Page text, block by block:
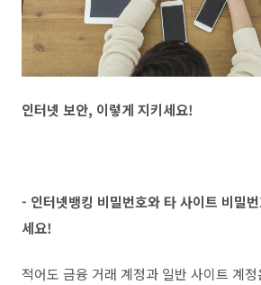
인터넷 보안, 이렇게 지키세요!
- 인터넷뱅킹 비밀번호와 타 사이트 비밀
세요!
적어도 금융 거래 계정과 일반 사이트 계